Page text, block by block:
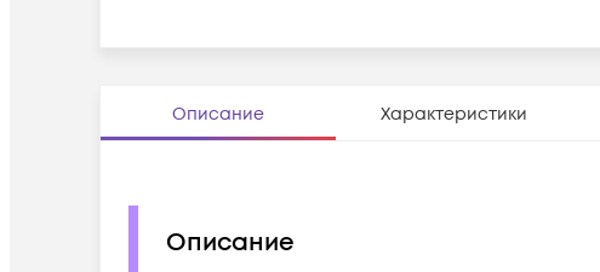
Описание Характеристики
Описание